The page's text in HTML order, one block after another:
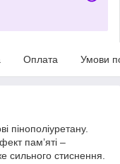
Оплата Умови
пам’яті –
сильного стиснення.